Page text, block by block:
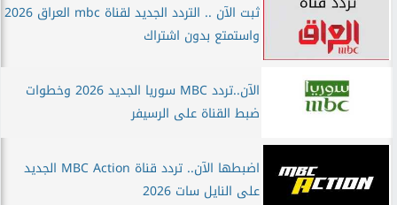
ثبت الآن .. التردد الجديد لقناة mbc العراق 2026
واستمتع بدون اشتراك
الآن..تردد MBC سوريا الجديد 2026 وخطوات
ضبط القناة على الرسيفر
اضبطها الآن.. تردد قناة MBC Action الجديد
على النايل سات 2026